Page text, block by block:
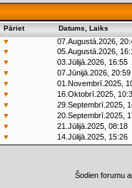
Pāriet Datums, Laiks
▼
07.Augustā.2026,
▼
05.Augustā.2026,
▼
03.Jūlijā.2026, 16:55
▼
07.Jūnijā.2026, 20:59
▼
01.Novembrī.2025,
▼
16.Oktobrī.2025,
▼
29.Septembrī.2025,
▼
20.Septembrī.2025,
▼
21.Jūlijā.2025, 08:18
▼ 14.Jūlijā.2025, 15:26
Šodien forumu